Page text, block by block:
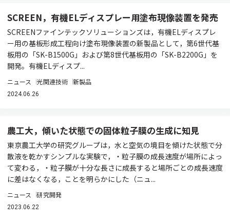
SCREEN，有機ELディスプレー用塗布現像装置を発売
SCREENファインテックソリューションズは，有機ELディスプレ
ー用の基板形成工程向け塗布現像装置の新製品として，第6世代基
板用の「SK-B1500G」および第8世代基板用の「SK-B2200G」を
開発。有機ELディスプ...
ニュース 光関連技術 新製品
2024.06.26
農工大，傾いた状態での固体粒子膜の生成に知見
東京農工大学の研究グループは，水と空気の境目を傾けた状態で分
散液を乾かすシンプルな実験で，・粒子膜の成長速度が場所によっ
て変わる，・粒子膜が十分な長さに成長すると場所ごとの成長速度
に差はなくなる，ことを明らかにした（ニュ...
ニュース 研究開発
2023.06.22